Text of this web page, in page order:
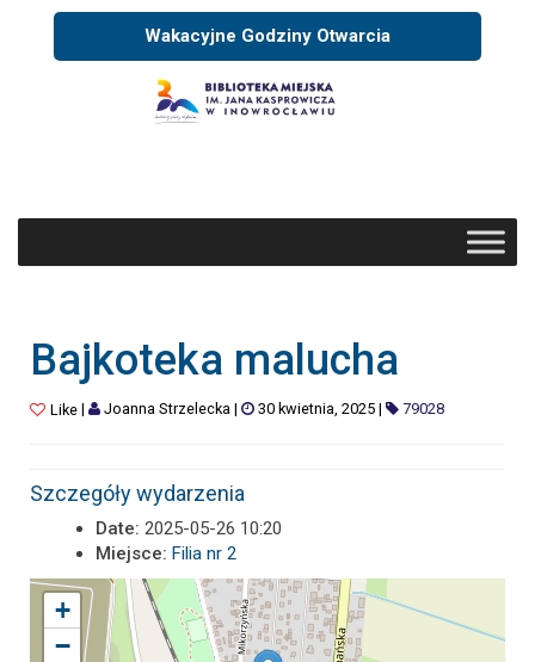
Wakacyjne Godziny Otwarcia
Bajkoteka malucha
Like| Joanna Strzelecka | 30 kwietnia, 2025| 79028
Szczegóły wydarzenia
Date: 2025-05-26 10:20
Miejsce: Filia nr 2
+
−